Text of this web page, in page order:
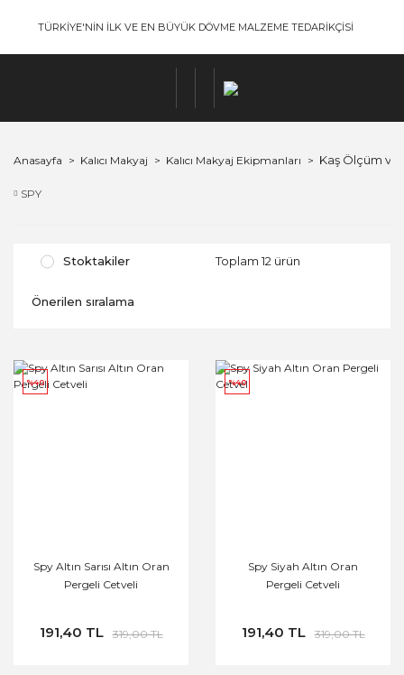
TÜRKİYE'NİN İLK VE EN BÜYÜK DÖVME MALZEME TEDARİKÇİSİ
Anasayfa Kalıcı Makyaj Kalıcı Makyaj Ekipmanları Kaş Ölçüm ve
SPY
Stoktakiler Toplam 12 ürün
%40
Spy Altın Sarısı Altın Oran
Pergeli Cetveli
191,40 TL 319,00 TL
%40
Spy Siyah Altın Oran
Pergeli Cetveli
191,40 TL 319,00 TL